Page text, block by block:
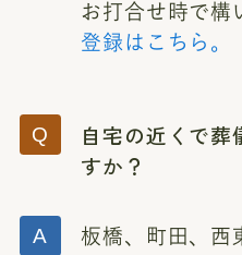
お打合せ時で構
登録はこちら。
自宅の近くで葬
すか？
板橋、町田、西